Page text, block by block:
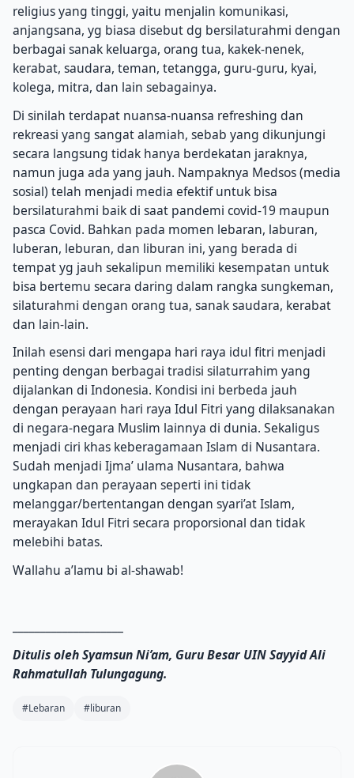
religius yang tinggi, yaitu menjalin komunikasi,
anjangsana, yg biasa disebut dg bersilaturahmi dengan
berbagai sanak keluarga, orang tua, kakek-nenek,
kerabat, saudara, teman, tetangga, guru-guru, kyai,
kolega, mitra, dan lain sebagainya.
Di sinilah terdapat nuansa-nuansa refreshing dan
rekreasi yang sangat alamiah, sebab yang dikunjungi
secara langsung tidak hanya berdekatan jaraknya,
namun juga ada yang jauh. Nampaknya Medsos (media
sosial) telah menjadi media efektif untuk bisa
bersilaturahmi baik di saat pandemi covid-19 maupun
pasca Covid. Bahkan pada momen lebaran, laburan,
luberan, leburan, dan liburan ini, yang berada di
tempat yg jauh sekalipun memiliki kesempatan untuk
bisa bertemu secara daring dalam rangka sungkeman,
silaturahmi dengan orang tua, sanak saudara, kerabat
dan lain-lain.
Inilah esensi dari mengapa hari raya idul fitri menjadi
penting dengan berbagai tradisi silaturrahim yang
dijalankan di Indonesia. Kondisi ini berbeda jauh
dengan perayaan hari raya Idul Fitri yang dilaksanakan
di negara-negara Muslim lainnya di dunia. Sekaligus
menjadi ciri khas keberagamaan Islam di Nusantara.
Sudah menjadi Ijma’ ulama Nusantara, bahwa
ungkapan dan perayaan seperti ini tidak
melanggar/bertentangan dengan syari’at Islam,
merayakan Idul Fitri secara proporsional dan tidak
melebihi batas.
Wallahu a’lamu bi al-shawab!
Ditulis oleh Syamsun Ni’am, Guru Besar UIN Sayyid Ali
Rahmatullah Tulungagung.
#Lebaran #liburan